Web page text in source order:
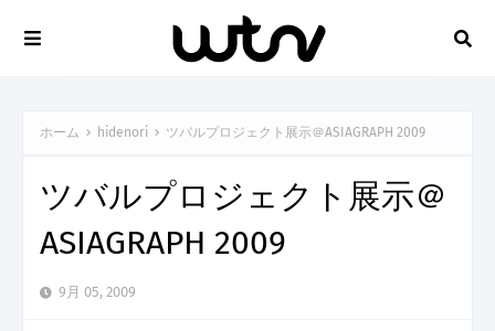
ホーム hidenori ツバルプロジェクト展示＠ASIAGRAPH 2009
ツバルプロジェクト展示＠
ASIAGRAPH 2009
9月 05, 2009